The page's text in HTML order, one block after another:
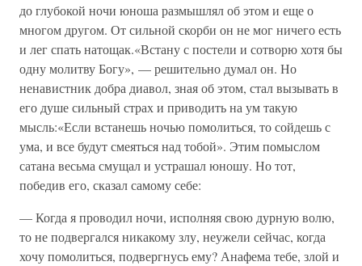
до глубокой ночи юноша размышлял об этом и еще о
многом другом. От сильной скорби он не мог ничего есть
и лег спать натощак.«Встану с постели и сотворю хотя бы
одну молитву Богу», — решительно думал он. Но
ненавистник добра диавол, зная об этом, стал вызывать в
его душе сильный страх и приводить на ум такую
мысль:«Если встанешь ночью помолиться, то сойдешь с
ума, и все будут смеяться над тобой». Этим помыслом
сатана весьма смущал и устрашал юношу. Но тот,
победив его, сказал самому себе:
— Когда я проводил ночи, исполняя свою дурную волю,
то не подвергался никакому злу, неужели сейчас, когда
хочу помолиться, подвергнусь ему? Анафема тебе, злой и